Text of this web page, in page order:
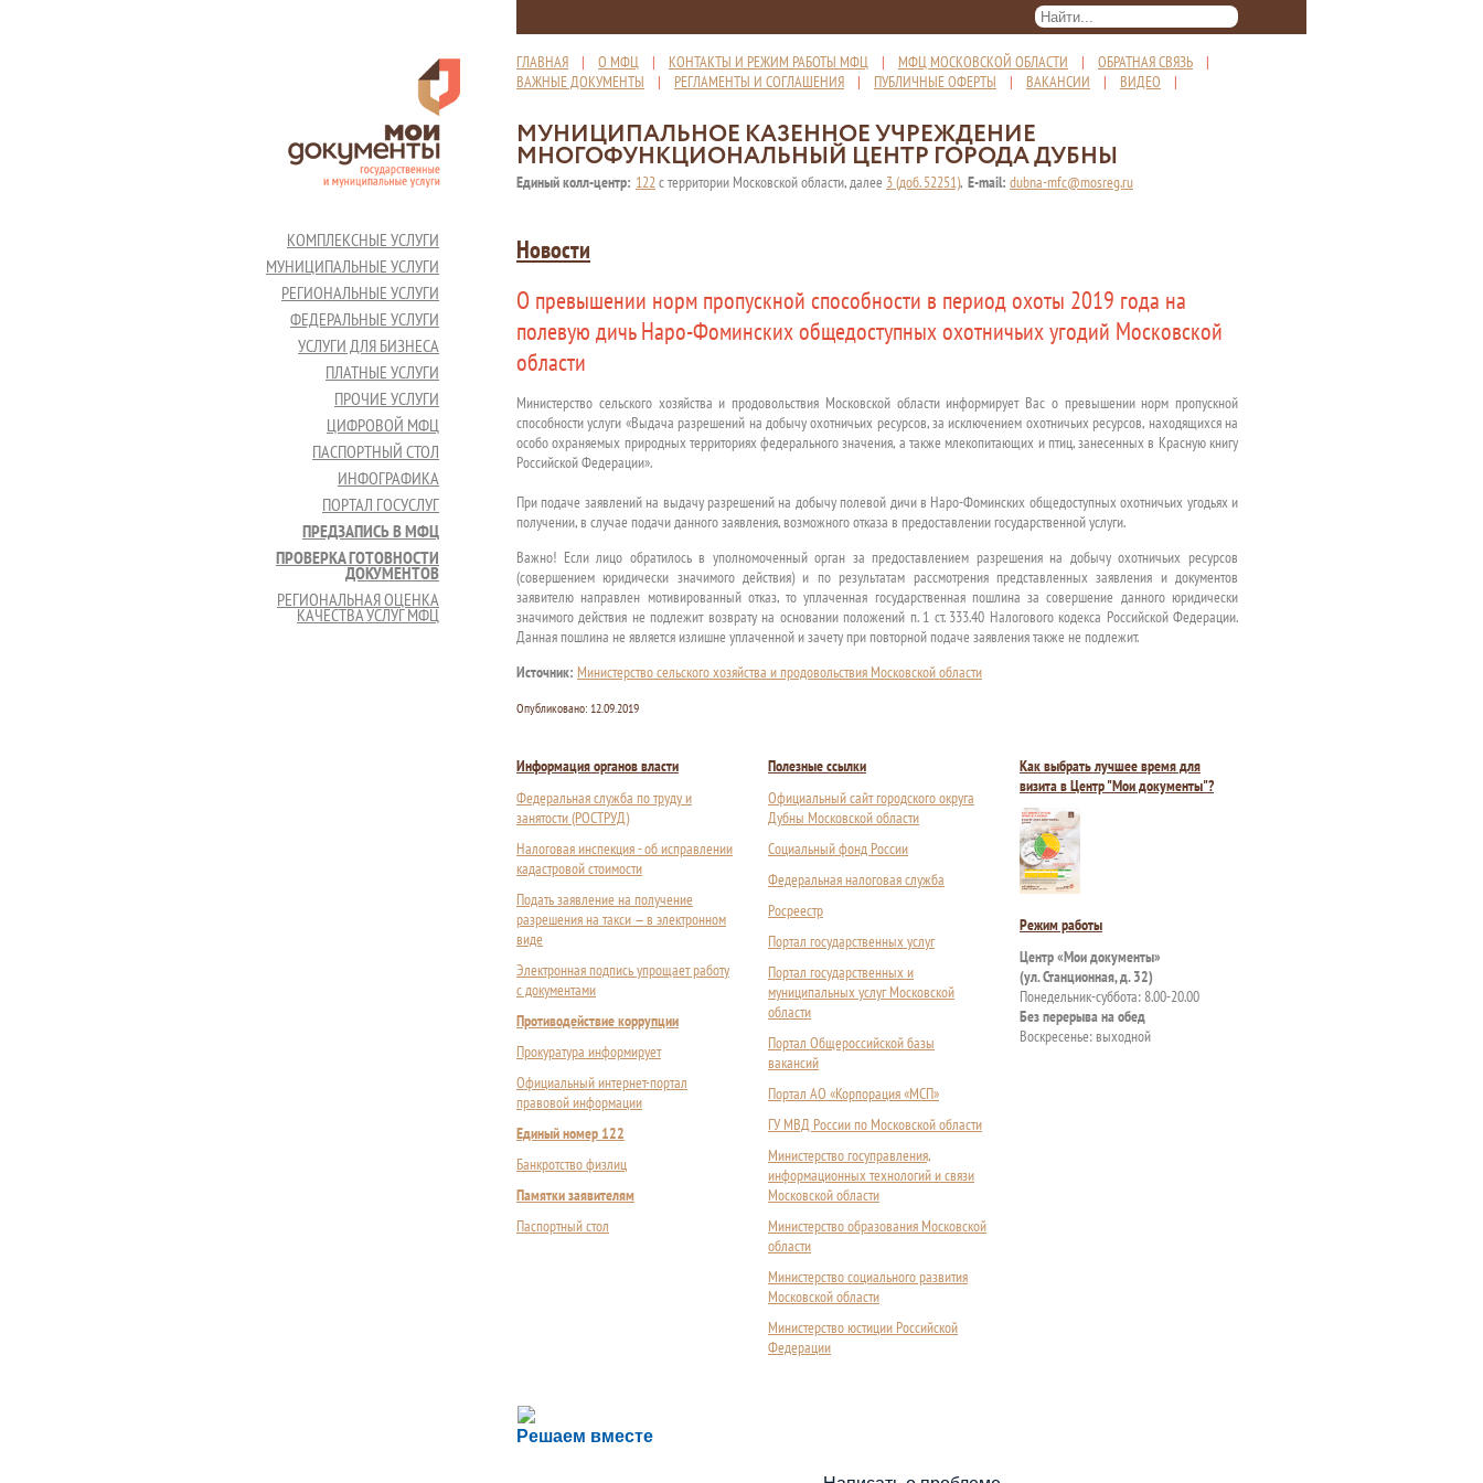
ГЛАВНАЯ | О МФЦ | КОНТАКТЫ И РЕЖИМ РАБОТЫ МФЦ | МФЦ МОСКОВСКОЙ ОБЛАСТИ | ОБРАТНАЯ СВЯЗЬ |
ВАЖНЫЕ ДОКУМЕНТЫ | РЕГЛАМЕНТЫ И СОГЛАШЕНИЯ | ПУБЛИЧНЫЕ ОФЕРТЫ | ВАКАНСИИ | ВИДЕО |
МУНИЦИПАЛЬНОЕ КАЗЕННОЕ УЧРЕЖДЕНИЕ
МНОГОФУНКЦИОНАЛЬНЫЙ ЦЕНТР ГОРОДА ДУБНЫ
Единый колл-центр: 122с территории Московской области, далее 3 (доб. 52251), E-mail: dubna-mfc@mosreg.ru
КОМПЛЕКСНЫЕ УСЛУГИ
МУНИЦИПАЛЬНЫЕ УСЛУГИ
РЕГИОНАЛЬНЫЕ УСЛУГИ
ФЕДЕРАЛЬНЫЕ УСЛУГИ
УСЛУГИ ДЛЯ БИЗНЕСА
ПЛАТНЫЕ УСЛУГИ
ПРОЧИЕ УСЛУГИ
ЦИФРОВОЙ МФЦ
ПАСПОРТНЫЙ СТОЛ
ИНФОГРАФИКА
ПОРТАЛ ГОСУСЛУГ
ПРЕДЗАПИСЬ В МФЦ
ПРОВЕРКА ГОТОВНОСТИ
ДОКУМЕНТОВ
РЕГИОНАЛЬНАЯ ОЦЕНКА
КАЧЕСТВА УСЛУГ МФЦ
Новости
О превышении норм пропускной способности в период охоты 2019 года на
полевую дичь Наро-Фоминских общедоступных охотничьих угодий Московской
области
Министерство сельского хозяйства и продовольствия Московской области информирует Вас о превышении норм пропускной
способности услуги «Выдача разрешений на добычу охотничьих ресурсов, за исключением охотничьих ресурсов, находящихся на
особо охраняемых природных территориях федерального значения, а также млекопитающих и птиц, занесенных в Красную книгу
Российской Федерации».
При подаче заявлений на выдачу разрешений на добычу полевой дичи в Наро-Фоминских общедоступных охотничьих угодьях и
получении, в случае подачи данного заявления, возможного отказа в предоставлении государственной услуги.
Важно! Если лицо обратилось в уполномоченный орган за предоставлением разрешения на добычу охотничьих ресурсов
(совершением юридически значимого действия) и по результатам рассмотрения представленных заявления и документов
заявителю направлен мотивированный отказ, то уплаченная государственная пошлина за совершение данного юридически
значимого действия не подлежит возврату на основании положений п. 1 ст. 333.40 Налогового кодекса Российской Федерации.
Данная пошлина не является излишне уплаченной и зачету при повторной подаче заявления также не подлежит.
Источник: Министерство сельского хозяйства и продовольствия Московской области
Опубликовано: 12.09.2019
Информация органов власти
Федеральная служба по труду и
занятости (РОСТРУД)
Налоговая инспекция - об исправлении
кадастровой стоимости
Подать заявление на получение
разрешения на такси — в электронном
виде
Электронная подпись упрощает работу
с документами
Противодействие коррупции
Прокуратура информирует
Официальный интернет-портал
правовой информации
Единый номер 122
Банкротство физлиц
Памятки заявителям
Паспортный стол
Полезные ссылки
Официальный сайт городского округа
Дубны Московской области
Социальный фонд России
Федеральная налоговая служба
Росреестр
Портал государственных услуг
Портал государственных и
муниципальных услуг Московской
области
Портал Общероссийской базы
вакансий
Портал АО «Корпорация «МСП»
ГУ МВД России по Московской области
Министерство госуправления,
информационных технологий и связи
Московской области
Министерство образования Московской
области
Министерство социального развития
Московской области
Министерство юстиции Российской
Федерации
Как выбрать лучшее время для
визита в Центр "Мои документы"?
Режим работы
Центр «Мои документы»
(ул. Станционная, д. 32)
Понедельник-суббота: 8.00-20.00
Без перерыва на обед
Воскресенье: выходной
Решаем вместе
Сложности с получением социальной выплаты или пособия?
Сообщите об этом